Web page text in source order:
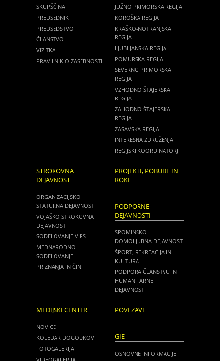
SKUPŠČINA
PREDSEDNIK
PREDSEDSTVO
ČLANSTVO
VIZITKA
PRAVILNIK O ZASEBNOSTI
JUŽNO PRIMORSKA REGIJA
KOROŠKA REGIJA
KRAŠKO-NOTRANJSKA
REGIJA
LJUBLJANSKA REGIJA
POMURSKA REGIJA
SEVERNO PRIMORSKA
REGIJA
VZHODNO ŠTAJERSKA
REGIJA
ZAHODNO ŠTAJERSKA
REGIJA
ZASAVSKA REGIJA
INTERESNA ZDRUŽENJA
REGIJSKI KOORDINATORJI
STROKOVNA
DEJAVNOST
ORGANIZACIJSKO
STATURNA DEJAVNOST
VOJAŠKO STROKOVNA
DEJAVNOST
SODELOVANJE V RS
MEDNARODNO
SODELOVANJE
PRIZNANJA IN ČINI
PROJEKTI, POBUDE IN
ROKI
PODPORNE
DEJAVNOSTI
SPOMINSKO
DOMOLJUBNA DEJAVNOST
ŠPORT, REKREACIJA IN
KULTURA
PODPORA ČLANSTVU IN
HUMANITARNE
DEJAVNOSTI
MEDIJSKI CENTER
NOVICE
KOLEDAR DOGODKOV
FOTOGALERIJA
VIDEOGALERIJA
POVEZAVE
GIE
OSNOVNE INFORMACIJE